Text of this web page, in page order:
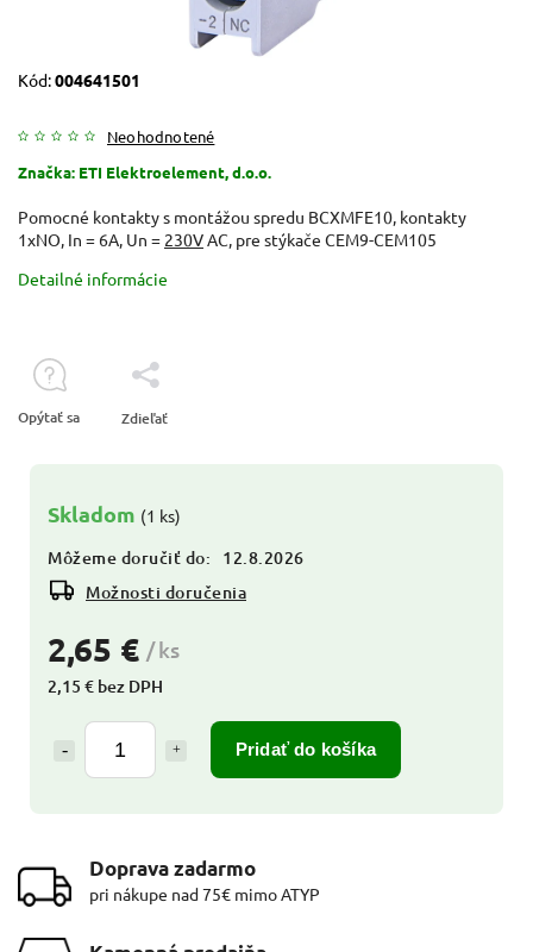
Kód:004641501
Neohodnotené
Značka: ETI Elektroelement, d.o.o.
2,65 € / ks
2,15 € bez DPH
Pridať do košíka
Skladom (1 ks)
Môžeme doručiť do:
12.8.2026
Možnosti doručenia
Pomocné kontakty s montážou spredu BCXMFE10, kontakty
1xNO, In = 6A, Un = 230V AC, pre stýkače CEM9-CEM105
Detailné informácie
Opýtať sa Zdieľať
Doprava zadarmo
pri nákupe nad 75€ mimo ATYP